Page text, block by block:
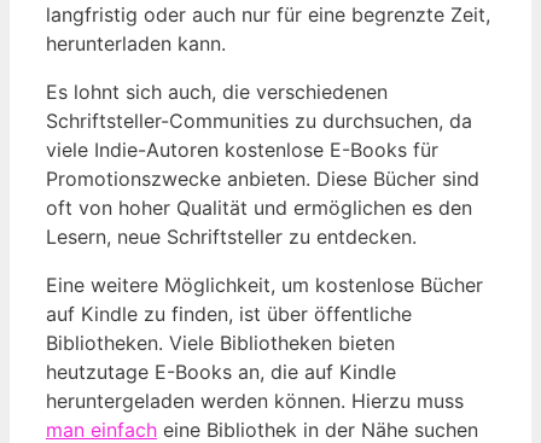
langfristig oder auch nur für eine begrenzte Zeit,
herunterladen kann.
Es lohnt sich auch, die verschiedenen
Schriftsteller-Communities zu durchsuchen, da
viele Indie-Autoren kostenlose E-Books für
Promotionszwecke anbieten. Diese Bücher sind
oft von hoher Qualität und ermöglichen es den
Lesern, neue Schriftsteller zu entdecken.
Eine weitere Möglichkeit, um kostenlose Bücher
auf Kindle zu finden, ist über öffentliche
Bibliotheken. Viele Bibliotheken bieten
heutzutage E-Books an, die auf Kindle
heruntergeladen werden können. Hierzu muss
man einfach eine Bibliothek in der Nähe suchen